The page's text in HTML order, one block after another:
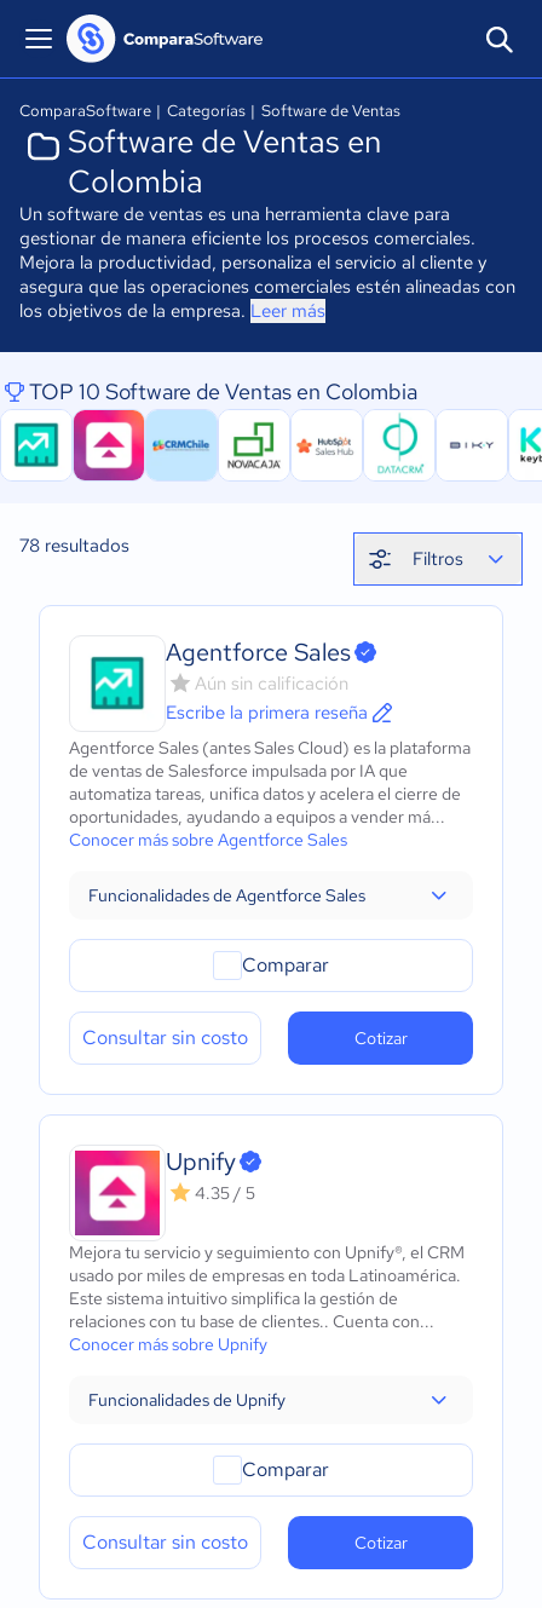
ComparaSoftware | Categorías | Software de Ventas
Software de Ventas en
Colombia
Un software de ventas es una herramienta clave para
gestionar de manera eficiente los procesos comerciales.
Mejora la productividad, personaliza el servicio al cliente y
asegura que las operaciones comerciales estén alineadas con
los objetivos de la empresa. Leer más
TOP 10 Software de Ventas en Colombia
78 resultados
Filtros
Agentforce Sales
Aún sin calificación
Escribe la primera reseña
Agentforce Sales (antes Sales Cloud) es la plataforma
de ventas de Salesforce impulsada por IA que
automatiza tareas, unifica datos y acelera el cierre de
oportunidades, ayudando a equipos a vender má...
Conocer más sobre Agentforce Sales
Funcionalidades de Agentforce Sales
Comparar
Consultar sin costo Cotizar
Upnify
4.35 / 5
Mejora tu servicio y seguimiento con Upnify®, el CRM
usado por miles de empresas en toda Latinoamérica.
Este sistema intuitivo simplifica la gestión de
relaciones con tu base de clientes.. Cuenta con...
Conocer más sobre Upnify
Funcionalidades de Upnify
Comparar
Consultar sin costo Cotizar